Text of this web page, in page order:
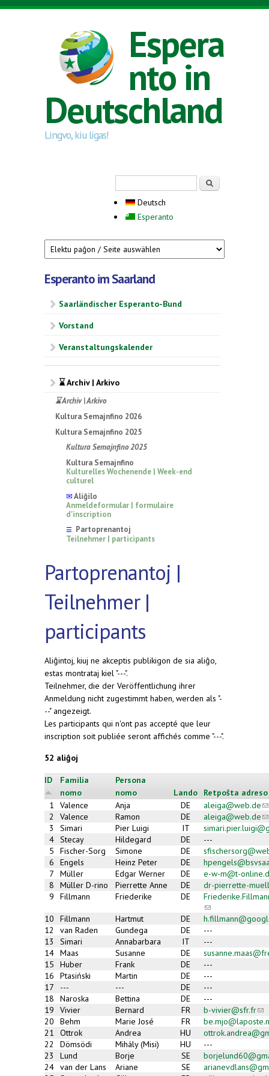
Direkt zum Inhalt
Espera
nto in
Deutschland
Lingvo, kiu ligas!
Deutsch
Esperanto
Esperanto im Saarland
Saarländischer Esperanto-Bund
Vorstand
Veranstaltungskalender
⌛ Archiv | Arkivo
⌛ Archiv | Arkivo
Kultura Semajnfino 2026
Kultura Semajnfino 2025
Kultura Semajnfino 2025
Kultura Semajnfino
Kulturelles Wochenende | Week-end
culturel
✉Aliĝilo
Anmeldeformular | formulaire
d'inscription
☰ Partoprenantoj
Teilnehmer | participants
Partoprenantoj |
Teilnehmer |
participants
Aliĝintoj, kiuj ne akceptis publikigon de sia aliĝo,
estas montrataj kiel "---".
Teilnehmer, die der Veröffentlichung ihrer
Anmeldung nicht zugestimmt haben, werden als "-
--" angezeigt.
Les participants qui n'ont pas accepté que leur
inscription soit publiée seront affichés comme "---".
52 aliĝoj
ID
Familia
nomo
Persona
nomo
Lando
Retpoŝta adreso
1
Valence Anja DE aleiga@web.de
e-
2 Valence Ramon DE aleiga@web.de
3 Simari Pier Luigi IT
4 Stecay Hildegard DE
---
5
Fischer-Sorg Simone DE
6
Engels Heinz Peter DE
7
Müller Edgar Werner DE
e-w-m@t-
8
Müller D-rino Pierrette Anne DE
dr-pierrette-
9
Fillmann Friederike DE
(link
sends
e-
mail)
10 Fillmann Hartmut DE
12
van Raden Gundega DE
---
13
Simari Annabarbara IT
---
14 Maas Susanne DE
15
Huber Frank DE
---
16
Ptasiński Martin DE
---
17
--- --- DE
---
18
Naroska Bettina DE
---
19
Vivier Bernard FR b-vivier@sfr.fr
e-
20 Behm Marie José FR
21
Ottrok Andrea HU
22
Dömsödi Mihály (Misi) HU
---
23
Lund Borje SE
24 van der Lans Ariane SE